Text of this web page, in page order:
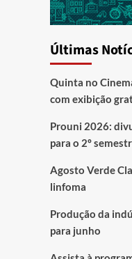
Últimas
Quinta no
com exibição
Prouni 2026:
para o 2º
Agosto Verde
linfoma
Produção da
para junho